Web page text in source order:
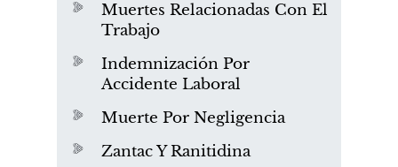
Muertes Relacionadas Con El
Trabajo
Indemnización Por
Accidente Laboral
Muerte Por Negligencia
Zantac Y Ranitidina